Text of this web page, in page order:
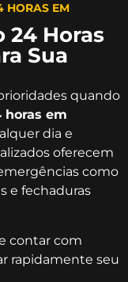
HORAS EM
24 Horas
Sua
quando
horas em
dia e
oferecem
como
e fechaduras
contar com
rapidamente seu